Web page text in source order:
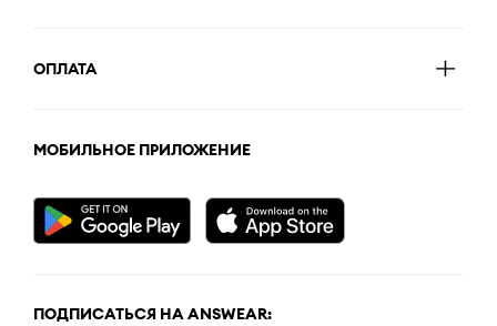
ОПЛАТА
МОБИЛЬНОЕ ПРИЛОЖЕНИЕ
ПОДПИСАТЬСЯ НА ANSWEAR: